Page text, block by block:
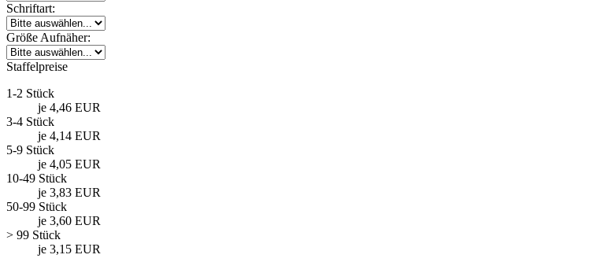
Schriftart:
Größe Aufnäher:
Staffelpreise
1-2 Stück
je 4,46 EUR
3-4 Stück
je 4,14 EUR
5-9 Stück
je 4,05 EUR
10-49 Stück
je 3,83 EUR
50-99 Stück
je 3,60 EUR
> 99 Stück
je 3,15 EUR